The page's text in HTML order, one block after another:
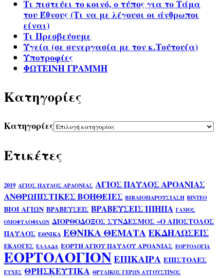
Τι πιστεύει το κοινό, ο τύπος για το Τάμα
του Έθνους (Τι να με λέγουσι οι άνθρωποι
είναι)
Τι Πρεσβεύουμε
Υγεία (σε συνεργασία με τον κ.Τούτουζα)
Υποτροφίες
ΦΩΤΕΙΝΗ ΓΡΑΜΜΗ
Kατηγορίες
Kατηγορίες
Ετικέτες
2019 ΑΓΙΟΣ ΠΑΥΛΟΣ ΑΡΑΟΝΙΑΣ ΑΓΙΟΣ ΠΑΥΛΟΣ ΑΡΟΑΝΙΑΣ
ΑΝΘΡΩΠΙΣΤΙΚΕΣ ΒΟΗΘΕΙΕΣ ΒΙΒΛΙΟΠΑΡΟΥΣΙΑΣΗ ΒΙΝΤΕΟ
ΒΙΟΙ ΑΓΙΩΝ ΒΡΑΒΕΥΣΕΙΣ ΒΡΑΒΕΥΣΕΙΣ ΙΠΗΠΑ ΓΑΜΟΣ
ΟΜΟΦΥΛΟΦΙΛΩΝ ΔΙΟΡΘΟΔΟΞΟΣ ΣΥΝΔΕΣΜΟΣ «Ο ΑΠΟΣΤΟΛΟΣ
ΠΑΥΛΟΣ ΕΘΝΙΚΑ ΕΘΝΙΚΑ ΘΕΜΑΤΑΕΚΔΗΛΩΣΕΙΣ
ΕΚΛΟΓΕΣ ΕΛΛΑΔΑ ΕΟΡΤΗ ΑΓΙΟΥ ΠΑΥΛΟΥ ΑΡΟΑΝΙΑΣ ΕΟΡΤΟΛΟΓΙΑ
ΕΟΡΤΟΛΟΓΙΟΝΕΠΙΚΑΙΡΑ ΕΠΙΣΤΟΛΕΣ
ΕΥΧΕΣ ΘΡΗΣΚΕΥΤΙΚΑ ΘΡΥΛΙΚΟΣ ΓΕΡΩΝ ΑΥΓΟΥΣΤΙΝΟΣ